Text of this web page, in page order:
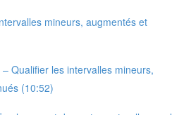
mineurs, augmentés et
– Qualifier les intervalles mineurs,
(10:52)